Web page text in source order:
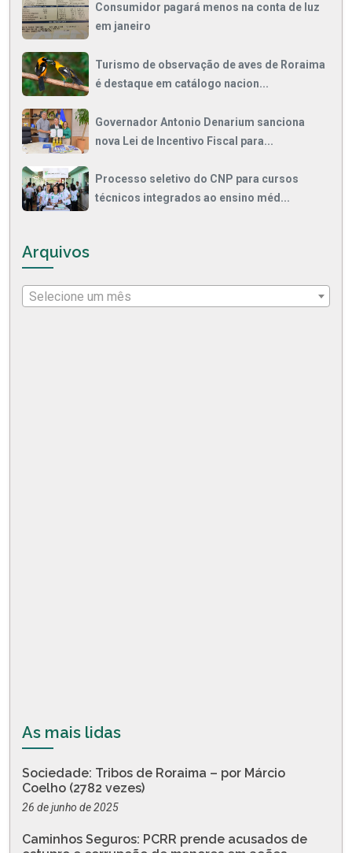
Consumidor pagará menos na conta de luz
em janeiro
Turismo de observação de aves de Roraima
é destaque em catálogo nacion...
Governador Antonio Denarium sanciona
nova Lei de Incentivo Fiscal para...
Processo seletivo do CNP para cursos
técnicos integrados ao ensino méd...
Arquivos
Selecione um mês
As mais lidas
Sociedade: Tribos de Roraima – por Márcio
Coelho (2782 vezes)
26 de junho de 2025
Caminhos Seguros: PCRR prende acusados de